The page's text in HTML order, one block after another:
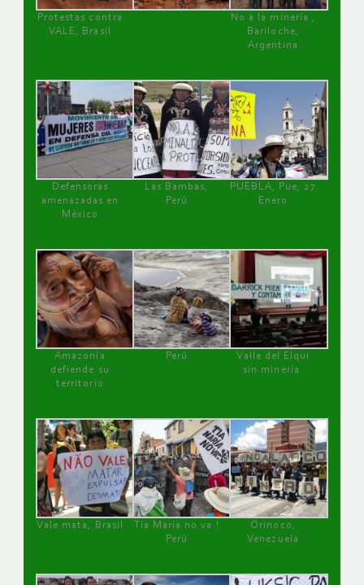
Protestas contra
VALE, Brasil
No a la minería ,
Bariloche,
Argentina
Defensoras
amenazadas en
México
Las Bambas,
Perú
PUEBLA, Pue, 27
Enero
Amazonía
defiende su
territorio
Perú
Valle del Elqui
sin minería.
Vale mata, Brasil
Tía María no va !
Perú
Orinoco,
Venezuela